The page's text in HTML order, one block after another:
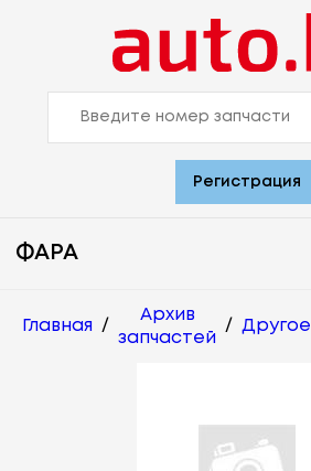
Регистрация
ФАРА
Главная /
Архив
запчастей
/ Другое